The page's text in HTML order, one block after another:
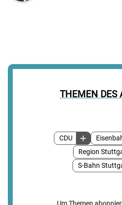
THEMEN DES
CDU
Region
S-Bahn